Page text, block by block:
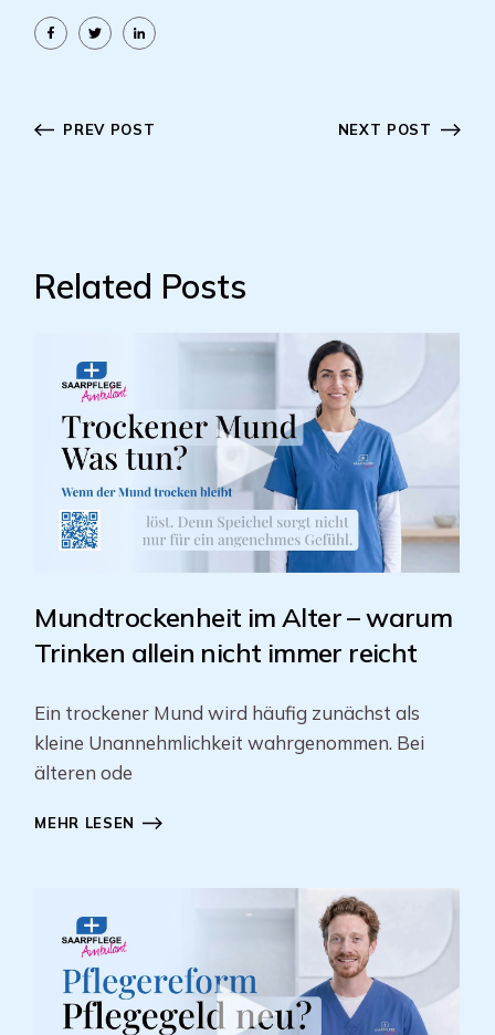
PREV POST NEXT POST
Related Posts
Mundtrockenheit im Alter – warum
Trinken allein nicht immer reicht
Ein trockener Mund wird häufig zunächst als
kleine Unannehmlichkeit wahrgenommen. Bei
älteren ode
MEHR LESEN